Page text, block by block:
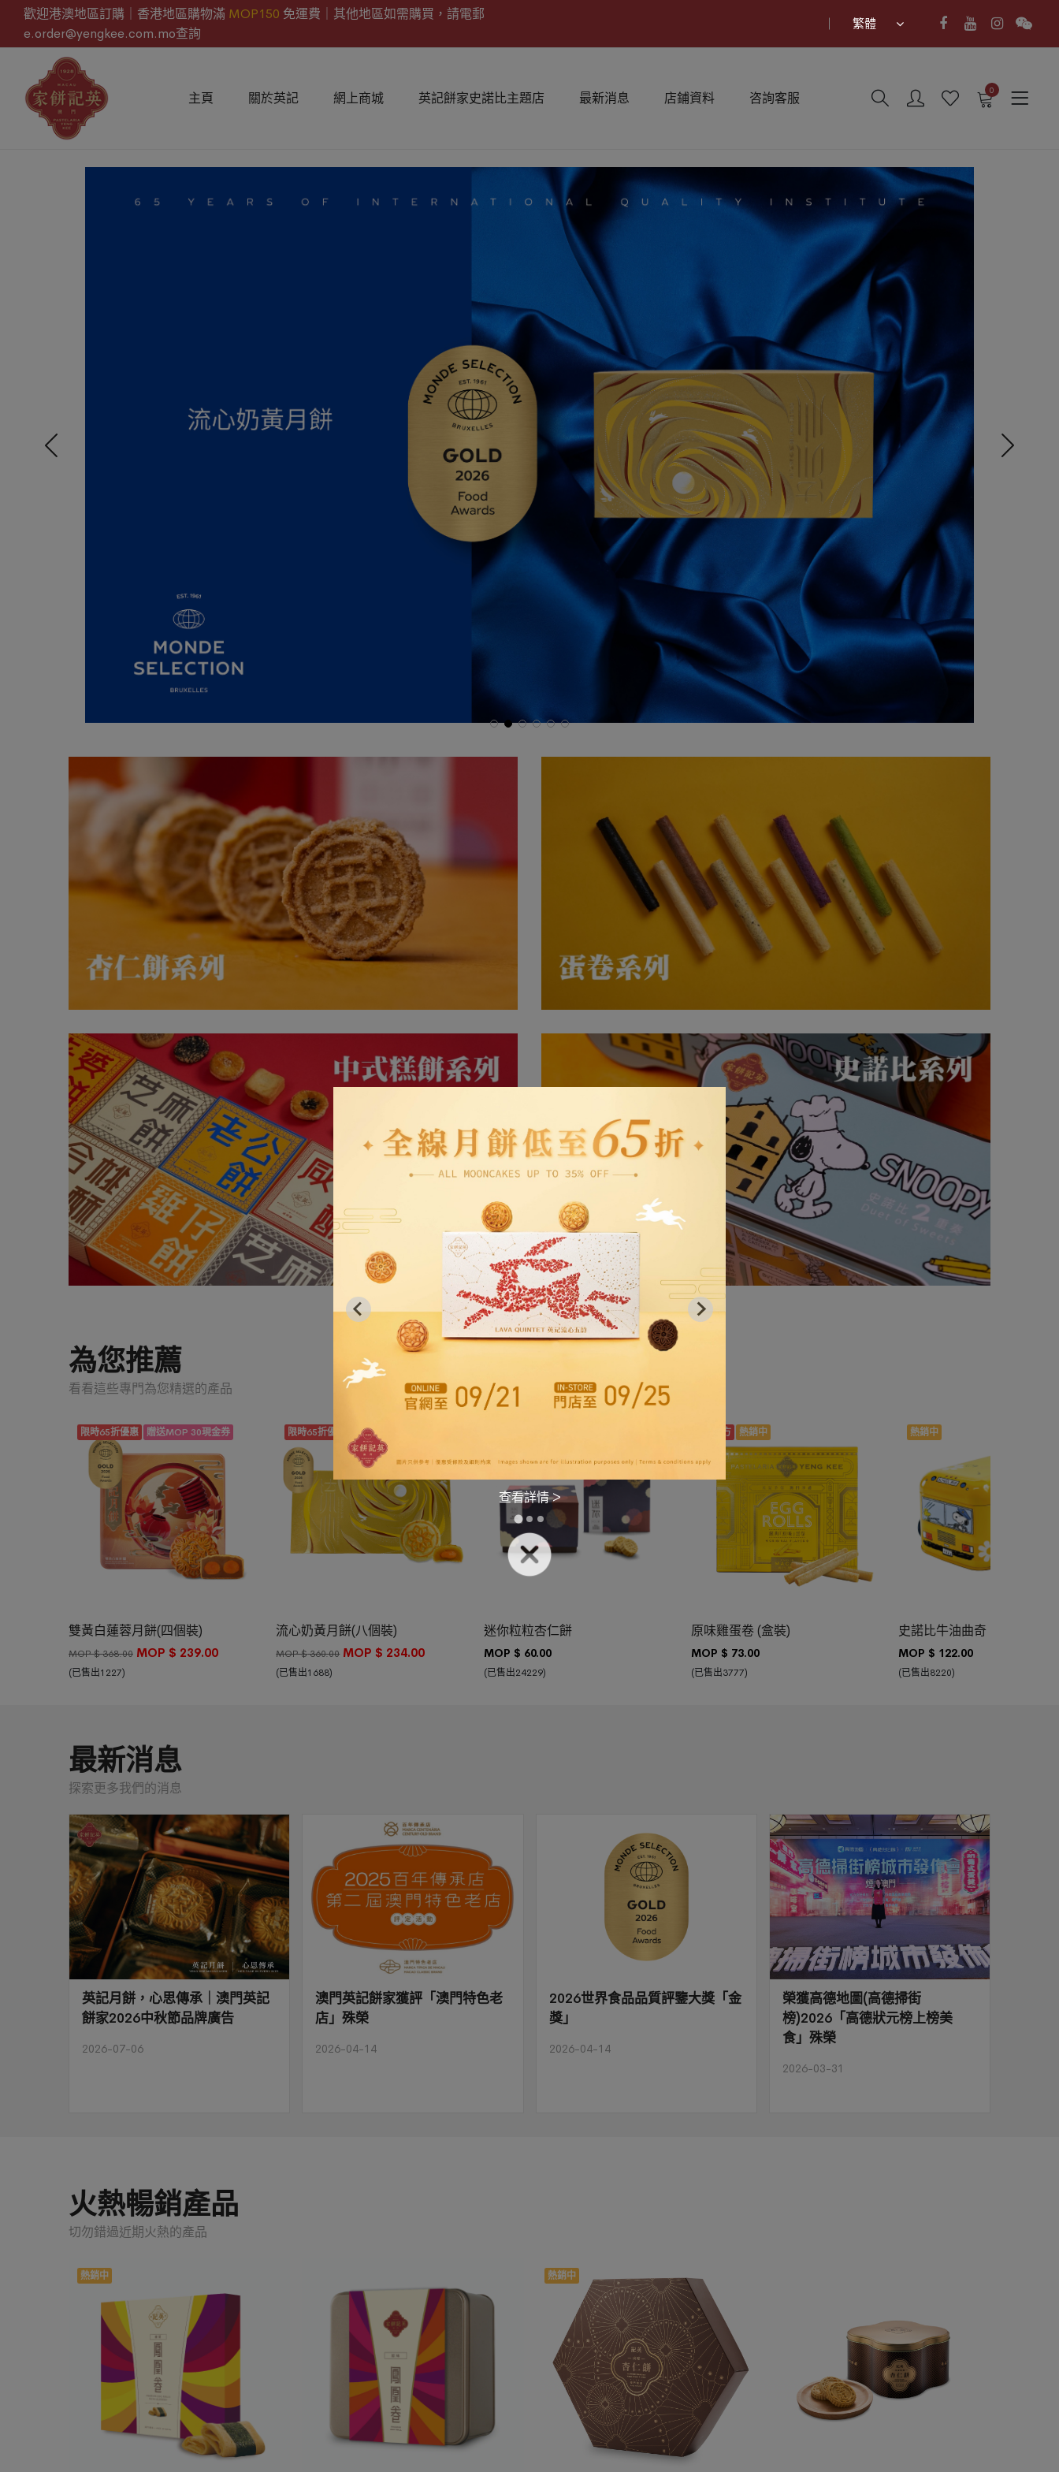
歡迎港澳地區訂購｜香港地區購物滿 MOP150 免運費｜其他地區如需購買，請電郵
e.order@yengkee.com.mo查詢
繁體
主頁 關於英記 網上商城 英記餅家史諾比主題店 最新消息 店鋪資料 咨詢客服 0
查看詳情 > 查看詳情 >
為您推薦
看看這些專門為您精選的產品
限時65折優惠 贈送MOP 30現金券
加入購物車
雙黃白蓮蓉月餅(四個裝)
MOP $368.00 MOP $ 239.00
(已售出1227)
限時65折優惠 贈送MOP 30現金券
加入購物車
流心奶黃月餅(八個裝)
MOP $360.00 MOP $ 234.00
(已售出1688)
加入購物車
迷你粒粒杏仁餅
MOP $ 60.00
(已售出24229)
新配方 熱銷中
加入購物車
原味雞蛋卷 (盒裝)
MOP $ 73.00
(已售出3777)
熱銷中
加入購物車
史諾比牛油曲奇
MOP $ 122.00
(已售出8220)
最新消息
探索更多我們的消息
英記月餅，心思傳承｜澳門英記
餅家2026中秋節品牌廣告
2026-07-06
澳門英記餅家獲評「澳門特色老
店」殊榮
2026-04-14
2026世界食品品質評鑒大獎「金
獎」
2026-04-14
榮獲高德地圖(高德掃街
榜)2026「高德狀元榜上榜美
食」殊榮
2026-03-31
火熱暢銷產品
切勿錯過近期火熱的產品